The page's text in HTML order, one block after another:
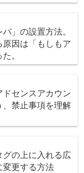
」の設置方法。
原因は「もしもア
。
センスアカウン
、禁止事項を理解
グの上に入れる広
変更する方法